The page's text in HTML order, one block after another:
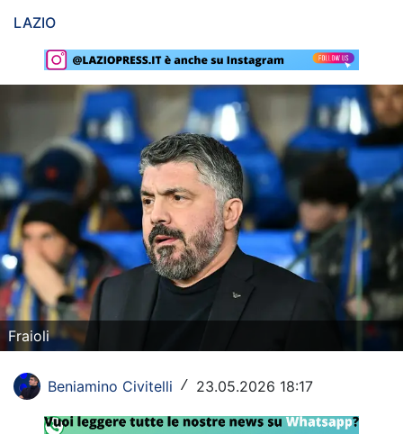
Lazio Women
Rassegna Lazio
Social
Calcio
Serie A
Champions League
Europa League
Altri Sport
Formula 1
Tennis
Vela
LAZIO
Fraioli
Beniamino Civitelli / 23.05.2026 18:17